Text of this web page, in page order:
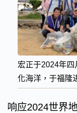
宏正于2024年
化海洋，于福隆
响应2024世界